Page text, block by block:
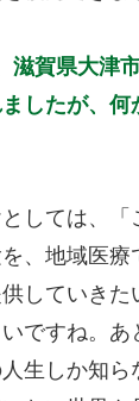
滋賀県大津
したが、何
しては、「
、地域医療
していきた
ですね。
生しか知ら